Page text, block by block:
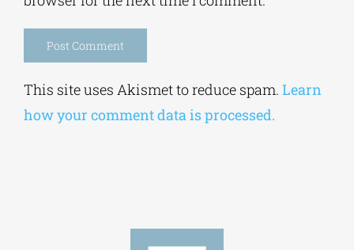
Save my name, email, and website in this
Alternative:
This site uses Akismet to reduce spam.